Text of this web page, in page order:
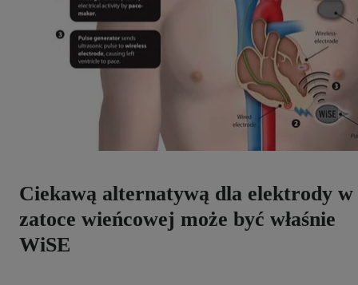
Ciekawą alternatywą dla elektrody w
zatoce wieńcowej może być właśnie
WiSE